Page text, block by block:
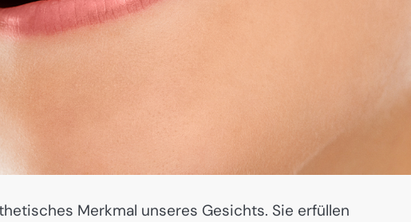
Merkmal unseres Gesichts. Sie erfüllen